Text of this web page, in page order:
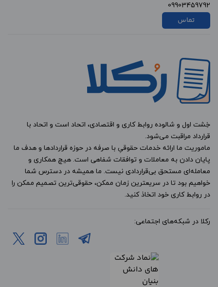
09903459792
تماس
خِشت اول و شالوده روابط کاری و اقتصادی، اتحاد است و اتحاد با
قرارداد مراقبت می‌شود.
ماموریت ما ارائه خدمات حقوقیِ با صرفه در حوزه قراردادها و هدف ما
پایان دادن به معاملات و توافقات شفاهی است. هیچ همکاری و
معامله‌ای مستحق بی‌قراردادی نیست. ما همیشه در دسترس شما
خواهیم بود تا در سریعترین زمان ممکن، حقوقی‌ترین تصمیم ممکن را
در روابط کاری خود اتخاذ کنید.
رکلا در شبکه‌های اجتماعی: